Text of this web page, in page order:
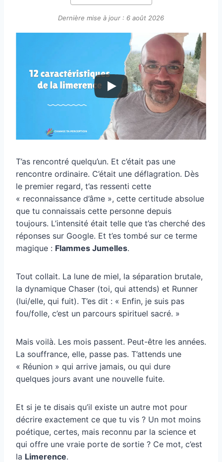
Dernière mise à jour : 6 août 2026
T’as rencontré quelqu’un. Et c’était pas une
rencontre ordinaire. C’était une déflagration. Dès
le premier regard, t’as ressenti cette
« reconnaissance d’âme », cette certitude absolue
que tu connaissais cette personne depuis
toujours. L’intensité était telle que t’as cherché des
réponses sur Google. Et t’es tombé sur ce terme
magique : Flammes Jumelles.
Tout collait. La lune de miel, la séparation brutale,
la dynamique Chaser (toi, qui attends) et Runner
(lui/elle, qui fuit). T’es dit : « Enfin, je suis pas
fou/folle, c’est un parcours spirituel sacré. »
Mais voilà. Les mois passent. Peut-être les années.
La souffrance, elle, passe pas. T’attends une
« Réunion » qui arrive jamais, ou qui dure
quelques jours avant une nouvelle fuite.
Et si je te disais qu’il existe un autre mot pour
décrire exactement ce que tu vis ? Un mot moins
poétique, certes, mais reconnu par la science et
qui offre une vraie porte de sortie ? Ce mot, c’est
la Limerence.